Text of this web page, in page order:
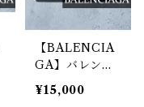
【BALENCIA
GA】バレンシ
アガ クラシッ
クコンチネンタ
¥15,000